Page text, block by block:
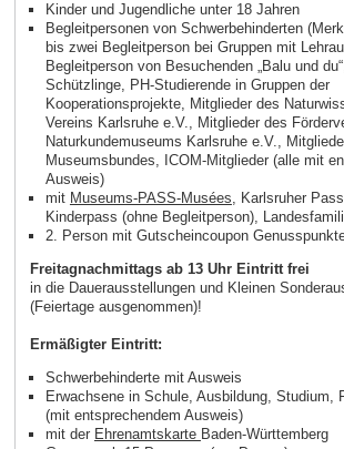
Kinder und Jugendliche unter 18 Jahren
Begleitpersonen von Schwerbehinderten
bis zwei Begleitperson bei Gruppen mit
Begleitperson von Besuchenden „Balu und
Schützlinge, PH-Studierende in Gruppen der
Kooperationsprojekte, Mitglieder des
Vereins Karlsruhe e.V., Mitglieder des
Naturkundemuseums Karlsruhe e.V.,
Museumsbundes, ICOM-Mitglieder (alle mit
Ausweis)
mit Museums-PASS-Musées, Karlsruher
Kinderpass (ohne Begleitperson),
2. Person mit Gutscheincoupon
Freitagnachmittags ab 13 Uhr Eintritt frei
in die Dauerausstellungen und Kleinen
(Feiertage ausgenommen)!
Ermäßigter Eintritt:
Schwerbehinderte mit Ausweis
Erwachsene in Schule, Ausbildung, Studium,
(mit entsprechendem Ausweis)
mit der Ehrenamtskarte Baden-Württemberg